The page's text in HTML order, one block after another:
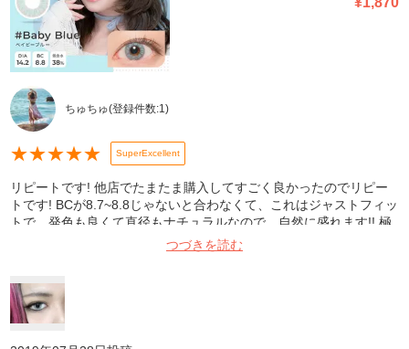
ちゅちゅ(登録件数:1)
★★★★★ SuperExcellent
リピートです! 他店でたまたま購入してすごく良かったのでリピー
トです! BCが8.7~8.8じゃないと合わなくて、これはジャストフィッ
トで、発色も良くて直径もナチュラルなので、自然に盛れます!! 極
度のドライアイですが、こちらは装着前に目薬をしただけで長時間
乾くことも無く、着け心地もいいです! よく「ハーフ?」って聞かれ
つづきを読む